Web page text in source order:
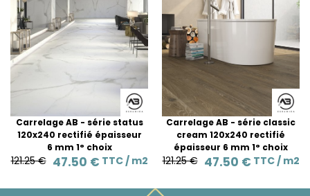
Carrelage AB - série status
120x240 rectifié épaisseur
6 mm 1° choix
121.25 € 47.50 € TTC / m2
Carrelage AB - série classic
cream 120x240 rectifié
épaisseur 6 mm 1° choix
121.25 € 47.50 € TTC / m2